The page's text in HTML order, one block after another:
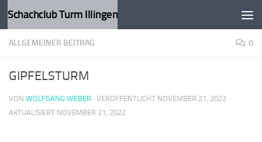
Zum Inhalt springen
Schachclub Turm Illingen
ALLGEMEINER BEITRAG 0
GIPFELSTURM
VON WOLFGANG WEBER · VERÖFFENTLICHT NOVEMBER 21, 2022 ·
AKTUALISIERT NOVEMBER 21, 2022